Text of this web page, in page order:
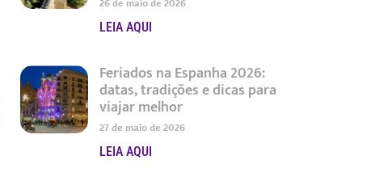
26 de maio de 2026
LEIA AQUI
Feriados na Espanha 2026:
datas, tradições e dicas para
viajar melhor
27 de maio de 2026
LEIA AQUI